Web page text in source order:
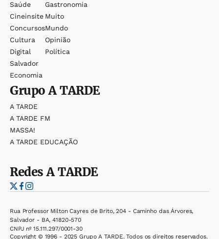
Saúde
Cineinsite
Concursos
Cultura
Digital
Salvador
Economia
Gastronomia
Muito
Mundo
Opinião
Política
GrupoA TARDE
A TARDE
A TARDE FM
MASSA!
A TARDE EDUCAÇÃO
RedesA TARDE
Rua Professor Milton Cayres de Brito, 204 - Caminho das Árvores,
Salvador - BA, 41820-570
CNPJ nº 15.111.297/0001-30
Copyright © 1996 - 2025 Grupo A TARDE. Todos os direitos reservados.